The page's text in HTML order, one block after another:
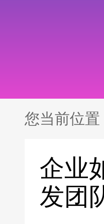
您当前位置
企业
发团